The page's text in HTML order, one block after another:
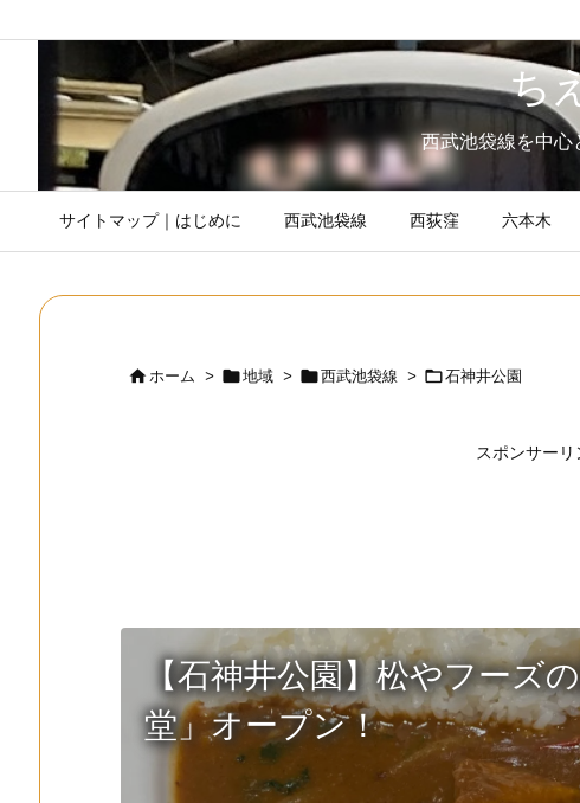
ち
西武池袋線を中心
サイトマップ｜はじめに 西武池袋線 西荻窪 六本木
ホーム > 地域 > 西武池袋線 > 石神井公園
スポンサーリ
【石神井公園】松やフーズ
堂」オープン！